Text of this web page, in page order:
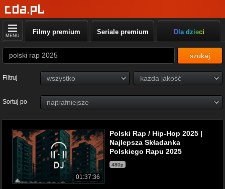
MENU Filmy premium Seriale premium Dla dzieci
szukaj
Filtruj
Sortuj po
01:37:36
Polski Rap / Hip-Hop 2025 |
Najlepsza Składanka
Polskiego Rapu 2025
480p